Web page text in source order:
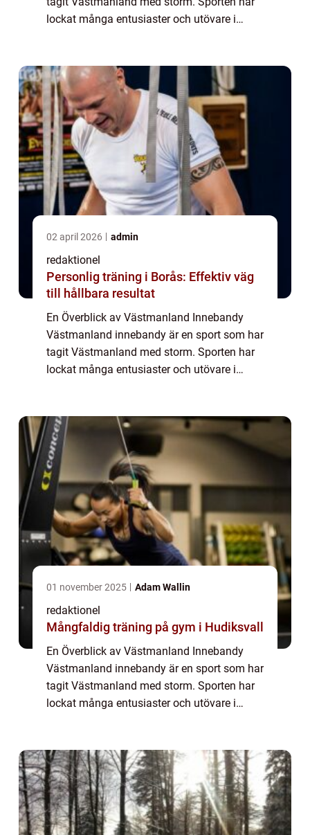
lockat många entusiaster och utövare i
kommer vi...
02 april 2026 admin
redaktionel
Personlig träning i Borås: Effektiv väg
till hållbara resultat
En Överblick av Västmanland Innebandy
Västmanland innebandy är en sport som har
tagit Västmanland med storm. Sporten har
lockat många entusiaster och utövare i
kommer vi...
01 november 2025 Adam Wallin
redaktionel
Mångfaldig träning på gym i Hudiksvall
En Överblick av Västmanland Innebandy
Västmanland innebandy är en sport som har
tagit Västmanland med storm. Sporten har
lockat många entusiaster och utövare i
kommer vi...